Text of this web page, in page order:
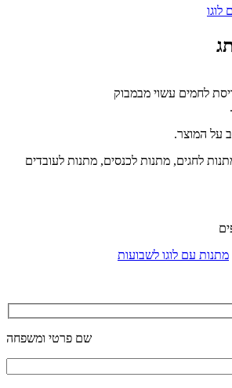
לוגו
לחמים עשוי מבמבוק
על המוצר.
לחגים, מתנות לכנסים, מתנות לעובדים
מתנות עם לוגו לשבועות
שם פרטי ומשפחה